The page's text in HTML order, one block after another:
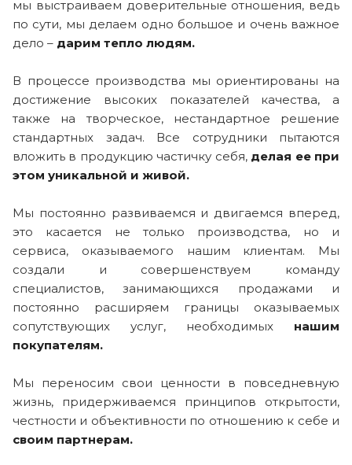
мы выстраиваем доверительные отношения, ведь
по сути, мы делаем одно большое и очень важное
дело – дарим тепло людям.
В процессе производства мы ориентированы на
достижение высоких показателей качества, а
также на творческое, нестандартное решение
стандартных задач. Все сотрудники пытаются
вложить в продукцию частичку себя, делая ее при
этом уникальной и живой.
Мы постоянно развиваемся и двигаемся вперед,
это касается не только производства, но и
сервиса, оказываемого нашим клиентам. Мы
создали и совершенствуем команду
специалистов, занимающихся продажами и
постоянно расширяем границы оказываемых
сопутствующих услуг, необходимых нашим
покупателям.
Мы переносим свои ценности в повседневную
жизнь, придерживаемся принципов открытости,
честности и объективности по отношению к себе и
своим партнерам.